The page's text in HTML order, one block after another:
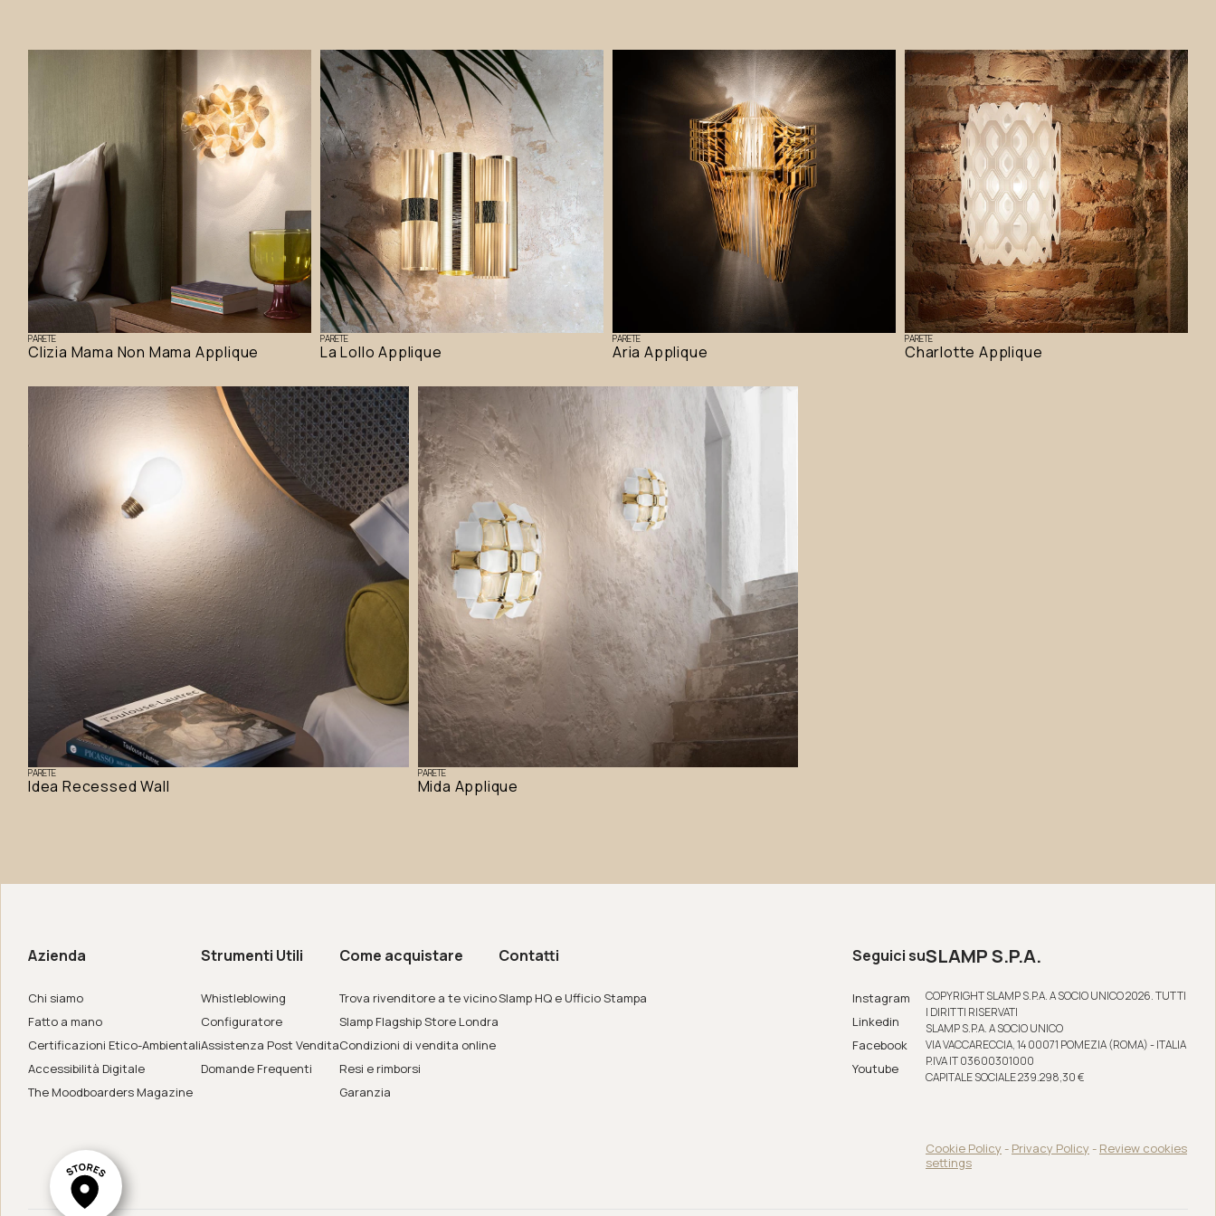
System
PARETE
Clizia Mama Non Mama Applique
PARETE
La Lollo Applique
PARETE
Aria Applique
PARETE
Charlotte Applique
PARETE
Idea Recessed Wall
PARETE
Mida Applique
Azienda
Chi siamo
Fatto a mano
Certificazioni Etico-Ambientali
Accessibilità Digitale
The Moodboarders Magazine
Strumenti Utili
Whistleblowing
Configuratore
Assistenza Post Vendita
Domande Frequenti
Come acquistare
Trova rivenditore a te vicino
Slamp Flagship Store Londra
Condizioni di vendita online
Resi e rimborsi
Garanzia
Contatti
Slamp HQ e Ufficio Stampa
Seguici su
Instagram
Linkedin
Facebook
Youtube
SLAMP S.P.A.
COPYRIGHT SLAMP S.P.A. A SOCIO UNICO 2026. TUTTI
I DIRITTI RISERVATI
SLAMP S.P.A. A SOCIO UNICO
VIA VACCARECCIA, 14 00071 POMEZIA (ROMA) - ITALIA
P.IVA IT 03600301000
CAPITALE SOCIALE 239.298,30 €
Cookie Policy - Privacy Policy - Review cookies
settings